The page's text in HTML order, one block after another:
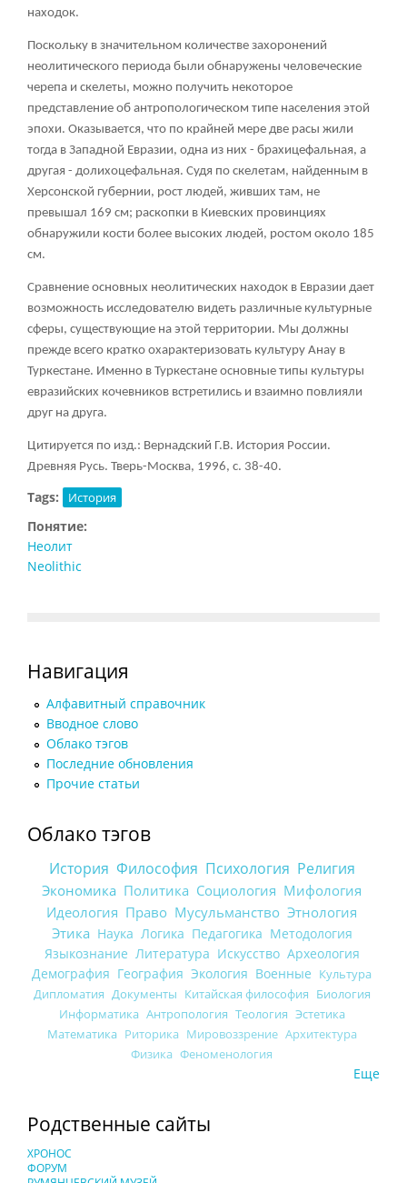
находок.
Поскольку в значительном количестве захоронений
неолитического периода были обнаружены человеческие
черепа и скелеты, можно получить некоторое
представление об антропологическом типе населения этой
эпохи. Оказывается, что по крайней мере две расы жили
тогда в Западной Евразии, одна из них - брахицефальная, а
другая - долихоцефальная. Судя по скелетам, найденным в
Херсонской губернии, рост людей, живших там, не
превышал 169 см; раскопки в Киевских провинциях
обнаружили кости более высоких людей, ростом около 185
см.
Сравнение основных неолитических находок в Евразии дает
возможность исследователю видеть различные культурные
сферы, существующие на этой территории. Мы должны
прежде всего кратко охарактеризовать культуру Анау в
Туркестане. Именно в Туркестане основные типы культуры
евразийских кочевников встретились и взаимно повлияли
друг на друга.
Цитируется по изд.: Вернадский Г.В. История России.
Древняя Русь. Тверь-Москва, 1996, с. 38-40.
Tags: История
Понятие:
Неолит
Neolithic
Навигация
Алфавитный справочник
Вводное слово
Облако тэгов
Последние обновления
Прочие статьи
Облако тэгов
История Философия Психология Религия
Экономика Политика Социология Мифология
Идеология Право Мусульманство Этнология
Этика Наука Логика Педагогика Методология
Языкознание Литература Искусство Археология
Демография География Экология Военные Культура
Дипломатия Документы Китайская философия Биология
Информатика Антропология Теология Эстетика
Математика Риторика Мировоззрение Архитектура
Физика Феноменология
Еще
Родственные сайты
ХРОНОС
ФОРУМ